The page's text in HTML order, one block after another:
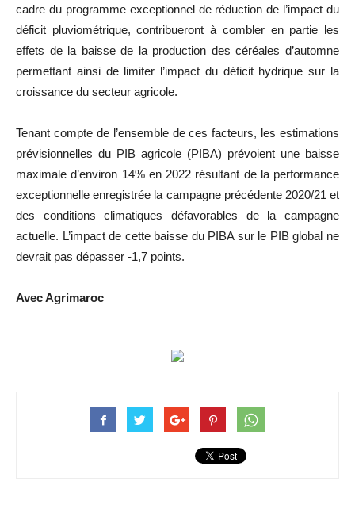
cadre du programme exceptionnel de réduction de l’impact du
déficit pluviométrique, contribueront à combler en partie les
effets de la baisse de la production des céréales d’automne
permettant ainsi de limiter l’impact du déficit hydrique sur la
croissance du secteur agricole.
Tenant compte de l’ensemble de ces facteurs, les estimations
prévisionnelles du PIB agricole (PIBA) prévoient une baisse
maximale d’environ 14% en 2022 résultant de la performance
exceptionnelle enregistrée la campagne précédente 2020/21 et
des conditions climatiques défavorables de la campagne
actuelle. L’impact de cette baisse du PIBA sur le PIB global ne
devrait pas dépasser -1,7 points.
Avec Agrimaroc